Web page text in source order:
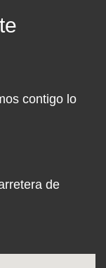
contigo lo
de